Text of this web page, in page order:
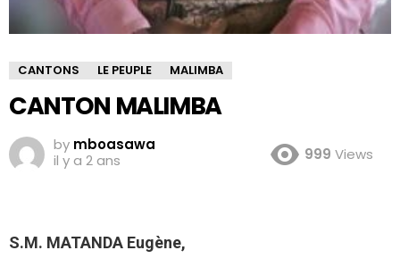
CANTONS LE PEUPLE MALIMBA
CANTON MALIMBA
by mboasawa
il y a 2 ans
999 Views
S.M. MATANDA Eugène,